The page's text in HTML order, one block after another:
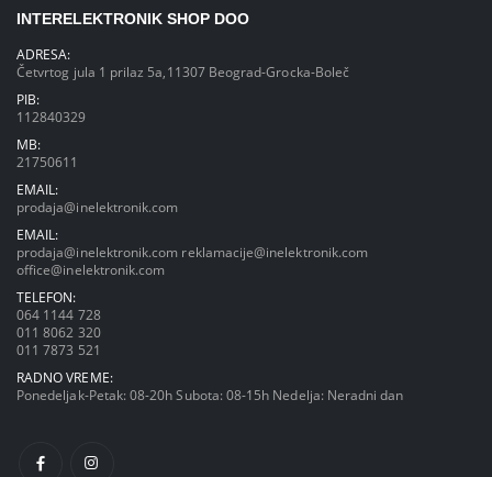
INTERELEKTRONIK SHOP DOO
ADRESA:
Četvrtog jula 1 prilaz 5a,11307 Beograd-Grocka-Boleč
PIB:
112840329
MB:
21750611
EMAIL:
prodaja@inelektronik.com
EMAIL:
prodaja@inelektronik.com reklamacije@inelektronik.com
office@inelektronik.com
TELEFON:
064 1144 728
011 8062 320
011 7873 521
RADNO VREME:
Ponedeljak-Petak: 08-20h Subota: 08-15h Nedelja: Neradni dan